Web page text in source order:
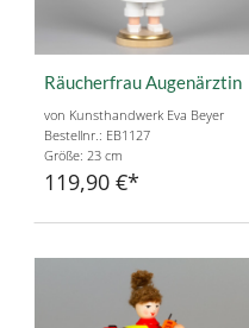
Räucherfrau Augenärztin
von Kunsthandwerk Eva Beyer
Bestellnr.: EB1127
Größe: 23 cm
119,90 €